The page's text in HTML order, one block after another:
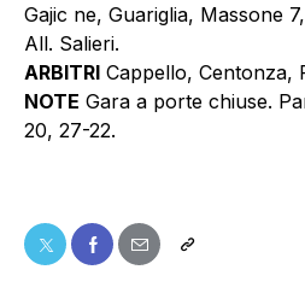
Gajic ne, Guariglia, Massone
All. Salieri.
ARBITRI Cappello, Centonza,
NOTE Gara a porte chiuse.
20, 27-22.